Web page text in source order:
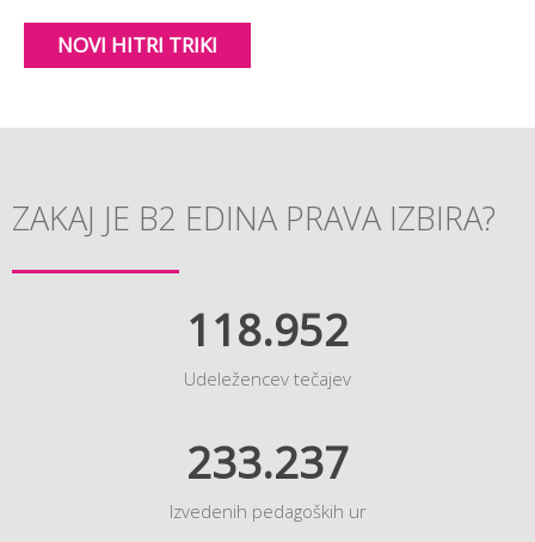
NOVI HITRI TRIKI
ZAKAJ JE B2 EDINA PRAVA IZBIRA?
118.952
Udeležencev tečajev
233.237
Izvedenih pedagoških ur